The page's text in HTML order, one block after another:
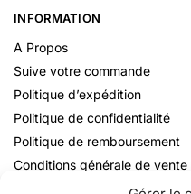
INFORMATION
A Propos
Suive votre commande
Politique d’expédition
Politique de confidentialité
Politique de remboursement
Conditions générale de vente